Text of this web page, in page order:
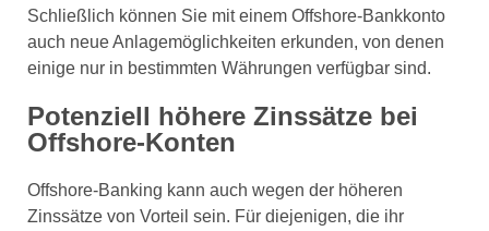
Schließlich können Sie mit einem Offshore-Bankkonto
auch neue Anlagemöglichkeiten erkunden, von denen
einige nur in bestimmten Währungen verfügbar sind.
Potenziell höhere Zinssätze bei
Offshore-Konten
Offshore-Banking kann auch wegen der höheren
Zinssätze von Vorteil sein. Für diejenigen, die ihr